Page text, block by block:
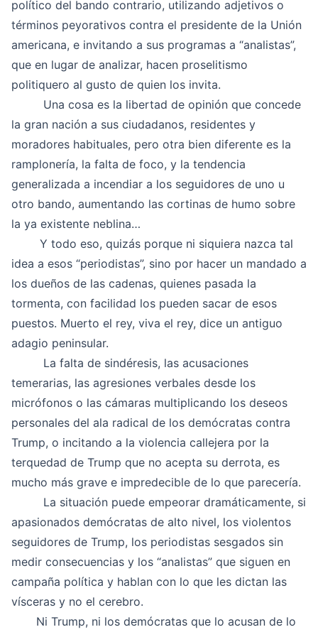
político del bando contrario, utilizando adjetivos o
términos peyorativos contra el presidente de la Unión
americana, e invitando a sus programas a “analistas”,
que en lugar de analizar, hacen proselitismo
politiquero al gusto de quien los invita.
Una cosa es la libertad de opinión que concede
la gran nación a sus ciudadanos, residentes y
moradores habituales, pero otra bien diferente es la
ramplonería, la falta de foco, y la tendencia
generalizada a incendiar a los seguidores de uno u
otro bando, aumentando las cortinas de humo sobre
la ya existente neblina…
Y todo eso, quizás porque ni siquiera nazca tal
idea a esos “periodistas”, sino por hacer un mandado a
los dueños de las cadenas, quienes pasada la
tormenta, con facilidad los pueden sacar de esos
puestos. Muerto el rey, viva el rey, dice un antiguo
adagio peninsular.
La falta de sindéresis, las acusaciones
temerarias, las agresiones verbales desde los
micrófonos o las cámaras multiplicando los deseos
personales del ala radical de los demócratas contra
Trump, o incitando a la violencia callejera por la
terquedad de Trump que no acepta su derrota, es
mucho más grave e impredecible de lo que parecería.
La situación puede empeorar dramáticamente, si
apasionados demócratas de alto nivel, los violentos
seguidores de Trump, los periodistas sesgados sin
medir consecuencias y los “analistas” que siguen en
campaña política y hablan con lo que les dictan las
vísceras y no el cerebro.
Ni Trump, ni los demócratas que lo acusan de lo